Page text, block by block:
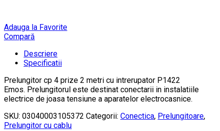
Adauga la Favorite
Compară
Descriere
Specificatii
Prelungitor cp 4 prize 2 metri cu intrerupator P1422
Emos. Prelungitorul este destinat conectarii in instalatiile
electrice de joasa tensiune a aparatelor electrocasnice.
SKU: 03040003105372 Categorii: Conectica, Prelungitoare,
Prelungitor cu cablu